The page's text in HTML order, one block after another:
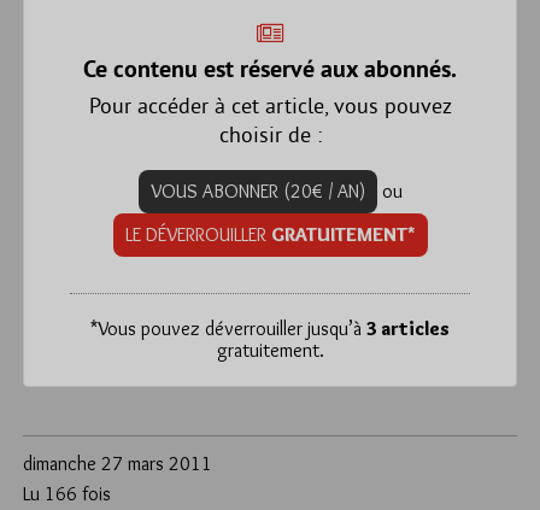
Ce contenu est réservé aux abonnés.
Pour accéder à cet article, vous pouvez
choisir de :
VOUS ABONNER (20€ / AN)
ou
LE DÉVERROUILLER GRATUITEMENT*
*Vous pouvez déverrouiller jusqu’à 3 articles
gratuitement.
dimanche 27 mars 2011
Lu 166 fois